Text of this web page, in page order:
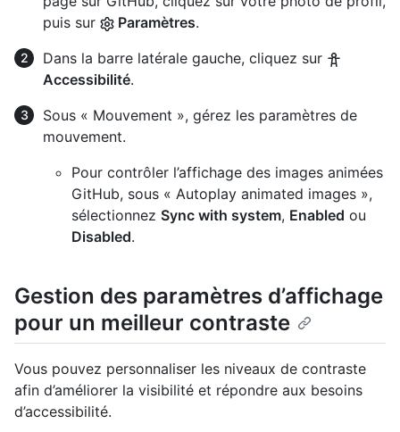
puis sur
Paramètres.
Dans la barre latérale gauche, cliquez sur
Accessibilité.
Sous « Mouvement », gérez les paramètres de
mouvement.
Pour contrôler l’affichage des images animées
GitHub, sous « Autoplay animated images »,
sélectionnez Sync with system, Enabled ou
Disabled.
Gestion des paramètres d’affichage
pour un meilleur contraste
Vous pouvez personnaliser les niveaux de contraste
afin d’améliorer la visibilité et répondre aux besoins
d’accessibilité.